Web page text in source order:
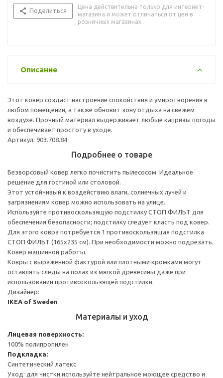
Поделиться
Цена действительна только для интернет-
магазина и может отличаться от цен в
розничных магазинах
Описание
Этот ковер создаст настроение спокойствия и умиротворения в
любом помещении, а также обновит зону отдыха на свежем
воздухе. Прочный материал выдерживает любые капризы погоды
и обеспечивает простоту в уходе.
Артикул: 903.708.84
Подробнее о товаре
Безворсовый ковер легко почистить пылесосом. Идеальное
решение для гостиной или столовой.
Этот устойчивый к воздействию влаги, солнечных лучей и
загрязнениям ковер можно использовать на улице.
Используйте противоскользящую подстилку СТОП ФИЛЬТ для
обеспечения безопасности; подстилку следует класть под ковер.
Для этого ковра потребуется 1 противоскользящая подстилка
СТОП ФИЛЬТ (165x235 см). При необходимости можно подрезать.
Ковер машинной работы.
Ковры с выраженной фактурой или плотными кромками могут
оставлять следы на полах из мягкой древесины даже при
использовании противоскользящей подстилки.
Дизайнер:
IKEA of Sweden
Материалы и уход
Лицевая поверхность:
100% полипропилен
Подкладка:
Синтетический латекс
Уход: для чистки используйте нейтральное моющее средство и